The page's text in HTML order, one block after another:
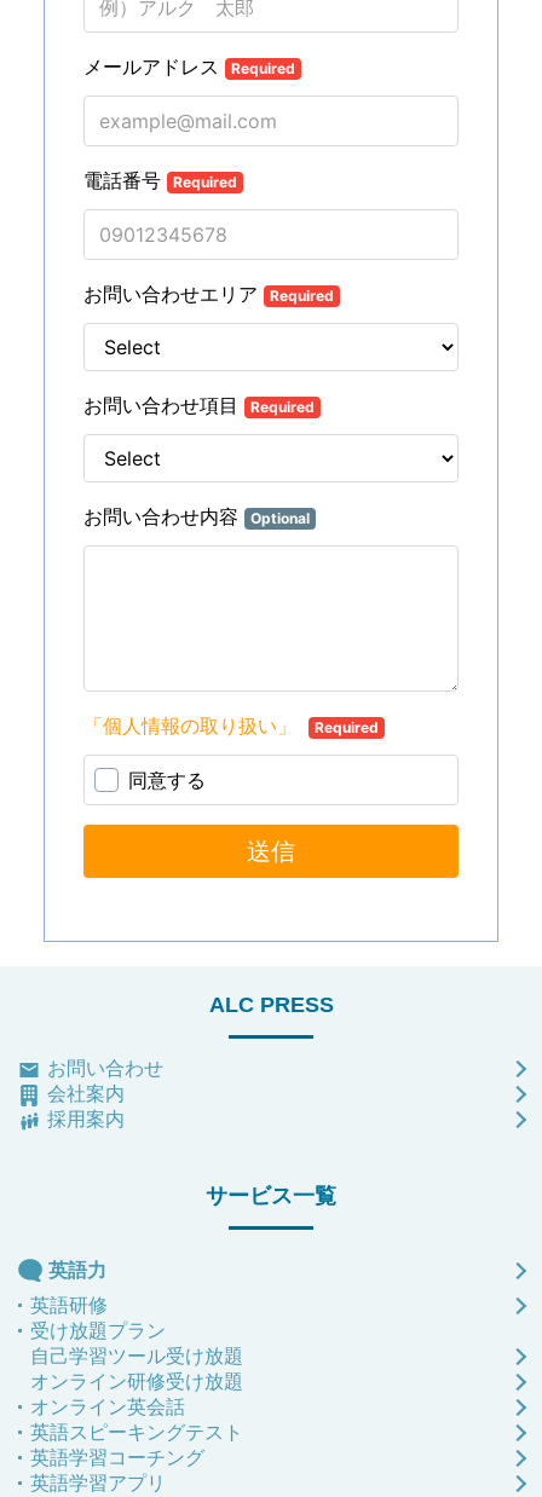
ALC PRESS
お問い合わせ
会社案内
採用案内
サービス一覧
英語力
英語研修
受け放題プラン
自己学習ツール受け放題
オンライン研修受け放題
オンライン英会話
英語スピーキングテスト
英語学習コーチング
英語学習アプリ